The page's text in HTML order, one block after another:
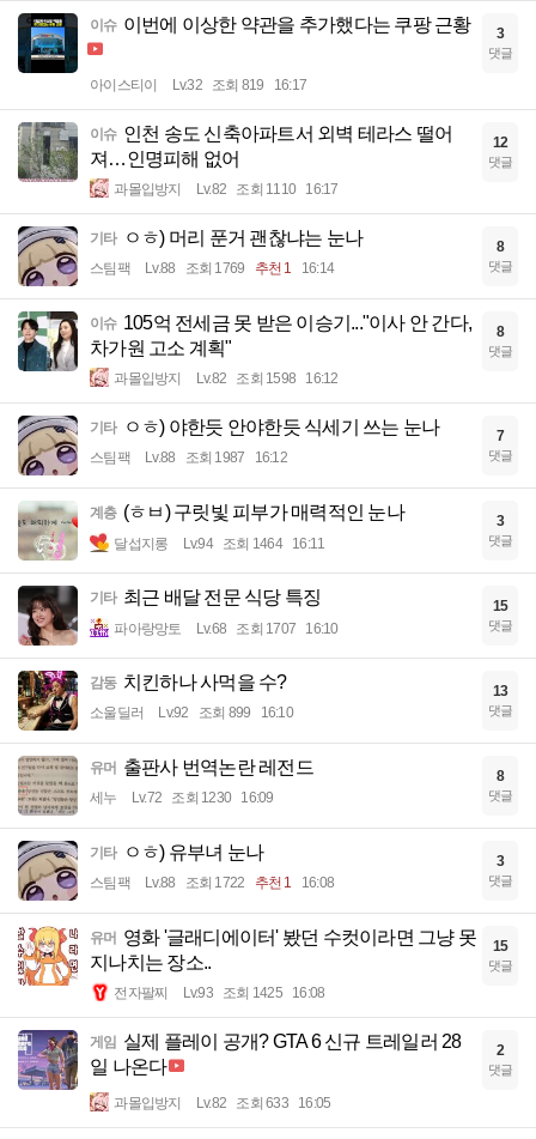
이슈 이번에 이상한 약관을 추가했다는 쿠팡 근황
아이스티이 Lv.32 조회 819 16:17
3
댓글
이슈 인천 송도 신축아파트서 외벽 테라스 떨어
져…인명피해 없어
과몰입방지 Lv.82 조회 1110 16:17
12
댓글
기타 ㅇㅎ) 머리 푼거 괜찮냐는 눈나
스팀팩 Lv.88 조회 1769 추천 1 16:14
8
댓글
이슈 105억 전세금 못 받은 이승기..."이사 안 간다,
차가원 고소 계획"
과몰입방지 Lv.82 조회 1598 16:12
8
댓글
기타 ㅇㅎ) 야한듯 안야한듯 식세기 쓰는 눈나
스팀팩 Lv.88 조회 1987 16:12
7
댓글
계층 (ㅎㅂ) 구릿빛 피부가 매력적인 눈나
달섭지롱 Lv.94 조회 1464 16:11
3
댓글
기타 최근 배달 전문 식당 특징
파아랑망토 Lv.68 조회 1707 16:10
15
댓글
감동 치킨하나 사먹을 수?
소울딜러 Lv.92 조회 899 16:10
13
댓글
유머 출판사 번역논란 레전드
세누 Lv.72 조회 1230 16:09
8
댓글
기타 ㅇㅎ) 유부녀 눈나
스팀팩 Lv.88 조회 1722 추천 1 16:08
3
댓글
유머 영화 '글래디에이터' 봤던 수컷이라면 그냥 못
지나치는 장소..
전자팔찌 Lv.93 조회 1425 16:08
15
댓글
게임 실제 플레이 공개? GTA 6 신규 트레일러 28
일 나온다
과몰입방지 Lv.82 조회 633 16:05
2
댓글